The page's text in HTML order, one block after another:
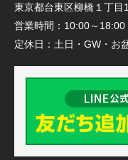
東京都台東区柳橋１丁
営業時間： 10:00～18:00
定休日： 土日・GW・お